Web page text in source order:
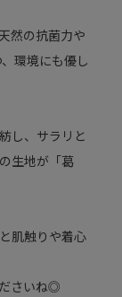
然の抗菌力や
環境にも優し
し、サラリと
生地が「葛
肌触りや着心
さいね◎